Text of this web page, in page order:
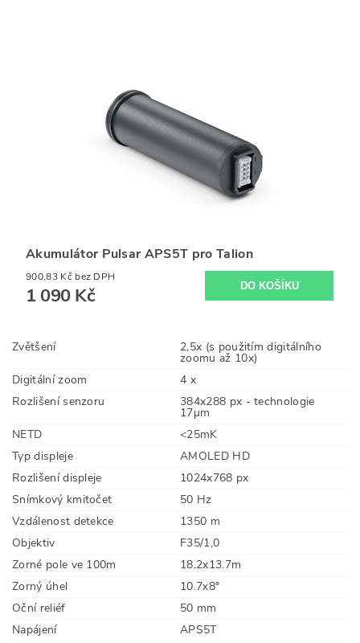
Akumulátor Pulsar APS5T pro Talion
900,83 Kč bez DPH
1 090 Kč
Zvětšení 2,5x (s použitím digitálního
zoomu až 10x)
Digitální zoom
4 x
Rozlišení senzoru
384x288 px - technologie
17µm
NETD
<25mK
Typ displeje
AMOLED HD
Rozlišení displeje
1024x768 px
Snímkový kmitočet
50 Hz
Vzdálenost detekce
1350 m
Objektiv
F35/1,0
Zorné pole ve 100m
18.2x13.7m
Zorný úhel
10.7х8°
Oční reliéf
50 mm
Napájení
APS5T